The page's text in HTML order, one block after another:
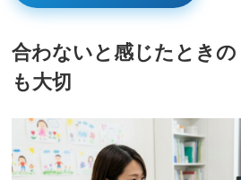
合わないと感じたとき
も大切